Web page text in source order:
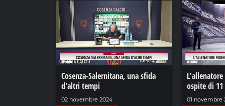
Cosenza-Salernitana, una sfida
d'altri tempi
02 novembre 2024
ospite di
01 novembre